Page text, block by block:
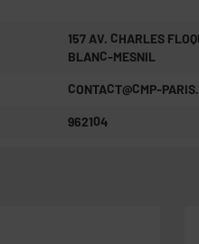
157 AV. CHARLES
BLANC-MESNIL
CONTACT@CMP-
962104